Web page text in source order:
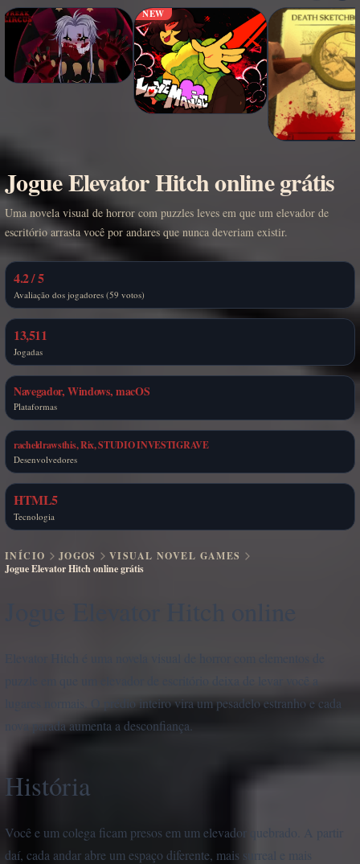
NEW
Jogue Elevator Hitch online grátis
Uma novela visual de horror com puzzles leves em que um elevador de
escritório arrasta você por andares que nunca deveriam existir.
4.2 / 5
Avaliação dos jogadores (59 votos)
13,511
Jogadas
Navegador, Windows, macOS
Plataformas
racheldrawsthis, Rix, STUDIO INVESTIGRAVE
Desenvolvedores
HTML5
Tecnologia
INÍCIO JOGOS
VISUAL NOVEL GAMES
Jogue Elevator Hitch online grátis
lugares normais. O prédio inteiro vira um pesadelo estranho e cada
nova parada aumenta a desconfiança.
História
Você e um colega ficam presos em um elevador quebrado. A partir
daí, cada andar abre um espaço diferente, mais surreal e mais